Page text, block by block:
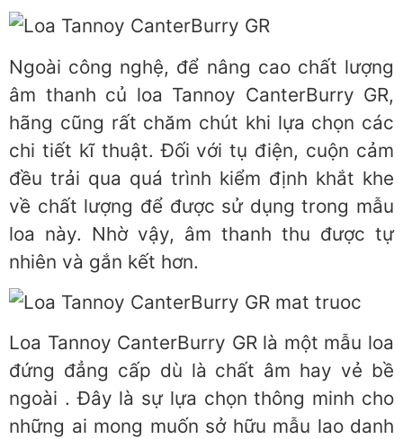
Ngoài công nghệ, để nâng cao chất lượng
âm thanh củ loa Tannoy CanterBurry GR,
hãng cũng rất chăm chút khi lựa chọn các
chi tiết kĩ thuật. Đối với tụ điện, cuộn cảm
đều trải qua quá trình kiểm định khắt khe
về chất lượng để được sử dụng trong mẫu
loa này. Nhờ vậy, âm thanh thu được tự
nhiên và gắn kết hơn.
Loa Tannoy CanterBurry GR là một mẫu loa
đứng đẳng cấp dù là chất âm hay vẻ bề
ngoài . Đây là sự lựa chọn thông minh cho
những ai mong muốn sở hữu mẫu lao danh